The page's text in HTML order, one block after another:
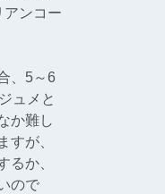
アンコー
、5～6
ュメと
か難し
すが、
るか、
ので